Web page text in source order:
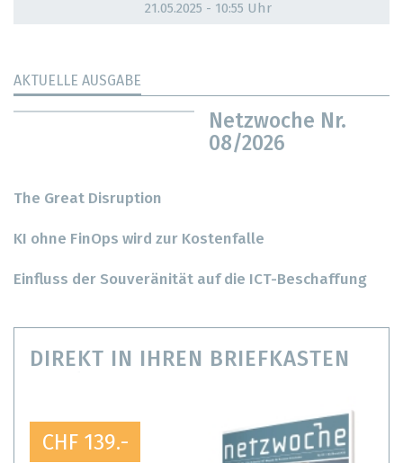
21.05.2025 - 10:55 Uhr
AKTUELLE AUSGABE
Netzwoche Nr.
08/2026
The Great Disruption
KI ohne FinOps wird zur Kostenfalle
Einfluss der Souveränität auf die ICT-Beschaffung
DIREKT IN IHREN BRIEFKASTEN
CHF 139.-